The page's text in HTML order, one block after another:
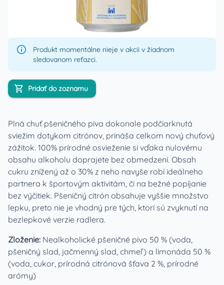
Produkt momentálne nieje v akcii v žiadnom
sledovanom reťazci.
Pridať do zoznamu
Plná chuť pšeničného piva dokonale podčiarknutá
sviežim dotykom citrónov, prináša celkom nový chuťový
zážitok. 100% prírodné osvieženie si vďaka nulovému
obsahu alkoholu doprajete bez obmedzení. Obsah
cukru znížený až o 30% z neho navyše robí ideálneho
partnera k športovým aktivitám, či na bežné popíjanie
bez výčitiek. Pšeničný citrón obsahuje vyššie množstvo
lepku, preto nie je vhodný pre tých, ktorí sú zvyknutí na
bezlepkové verzie radlera.
Zloženie: Nealkoholické pšeničné pivo 50 % (voda,
pšeničný slad, jačmenný slad, chmeľ) a limonáda 50 %
(voda, cukor, prírodná citrónová šťava 2 %, prírodné
arómy)